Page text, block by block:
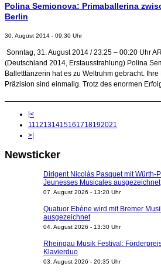
Polina Semionova: Primaballerina
Berlin
30. August 2014 - 09:30 Uhr
Sonntag, 31. August 2014 / 23:25 – 00:20 Uhr
(Deutschland 2014, Erstausstrahlung) Polina
Balletttänzerin hat es zu Weltruhm gebracht.
Präzision sind einmalig. Trotz des enormen
|<
11 12131415161718192021
>|
Newsticker
Dirigent Nicolás Pasquet mit Würth-
Jeunesses Musicales ausgezeichnet
07. August 2026 - 13:20 Uhr
Quatuor Ebène wird mit Bremer
ausgezeichnet
04. August 2026 - 13:30 Uhr
Rheingau Musik Festival:
Klavierduo
03. August 2026 - 20:35 Uhr